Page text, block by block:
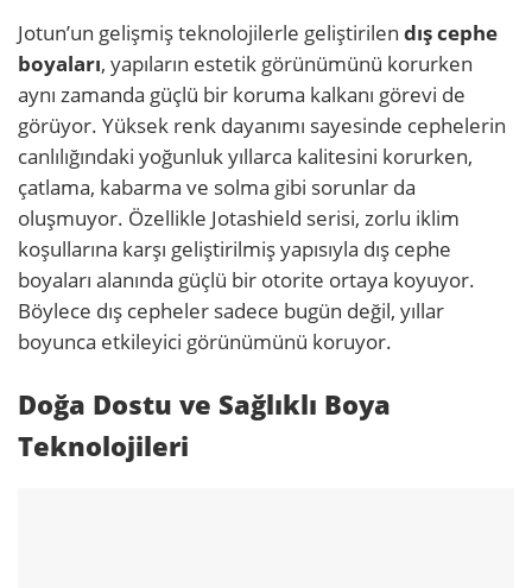
Jotun’un gelişmiş teknolojilerle geliştirilen dış cephe
boyaları, yapıların estetik görünümünü korurken
aynı zamanda güçlü bir koruma kalkanı görevi de
görüyor. Yüksek renk dayanımı sayesinde cephelerin
canlılığındaki yoğunluk yıllarca kalitesini korurken,
çatlama, kabarma ve solma gibi sorunlar da
oluşmuyor. Özellikle Jotashield serisi, zorlu iklim
koşullarına karşı geliştirilmiş yapısıyla dış cephe
boyaları alanında güçlü bir otorite ortaya koyuyor.
Böylece dış cepheler sadece bugün değil, yıllar
boyunca etkileyici görünümünü koruyor.
Doğa Dostu ve Sağlıklı Boya
Teknolojileri